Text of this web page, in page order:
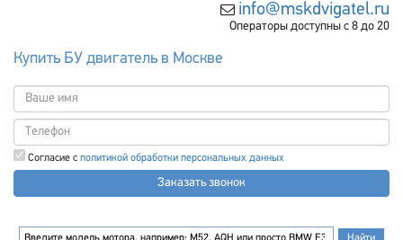
info@mskdvigatel.ru
Операторы доступны с 8 до 20
Купить БУ двигатель в Москве
Согласие с политикой обработки персональных данных
Заказать звонок